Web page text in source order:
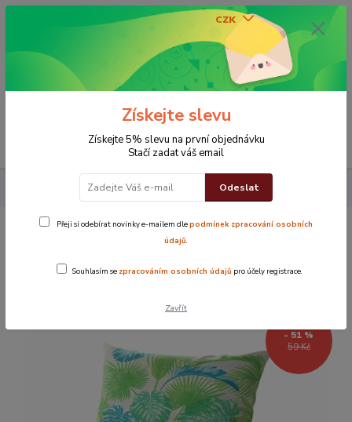
CZK
0 Kč
Povlak na polštářek 40x40 cm Listy
Povlak na polštářek 40x40 cm Listy
59 Kč
- 51 %
Získejte slevu
Získejte 5% slevu na první objednávku
Stačí zadat váš email
Odeslat
Přeji si odebírat novinky e-mailem dlepodmínek zpracování osobních
údajů.
Souhlasím se zpracováním osobních údajů pro účely registrace.
Zavřít